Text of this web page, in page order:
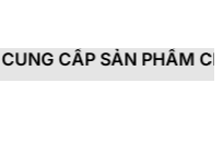
CHÍNH HÃNG, MỚI